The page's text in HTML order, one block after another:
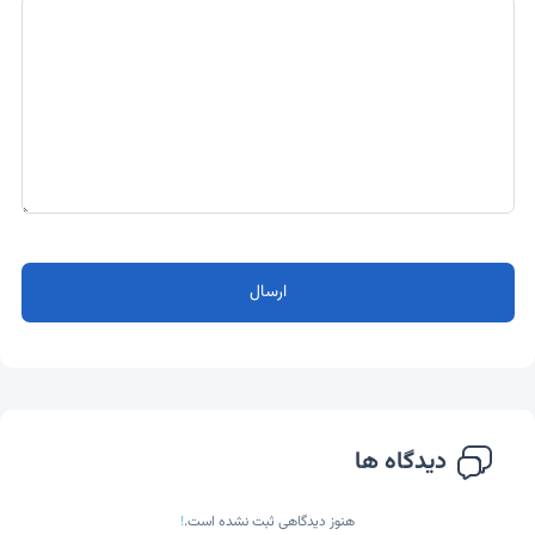
ارسال
دیدگاه ها
هنوز دیدگاهی ثبت نشده است.!